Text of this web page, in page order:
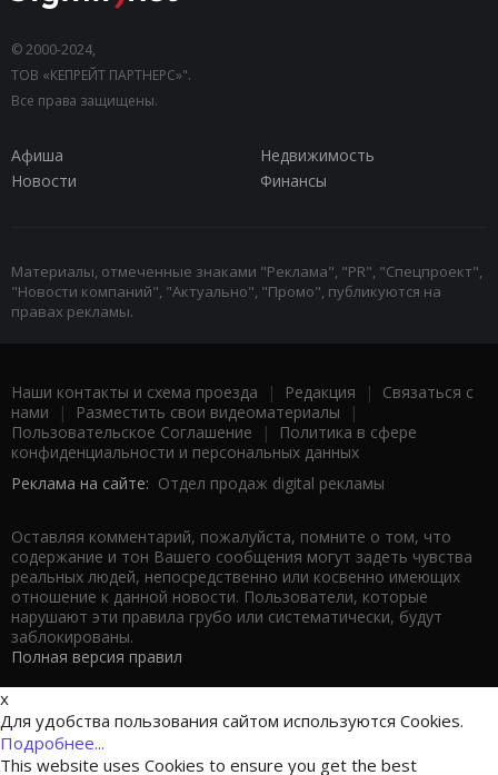
© 2000-2024,
ТОВ «КЕПРЕЙТ ПАРТНЕРС»".
Все права защищены.
Афиша
Недвижимость
Новости
Финансы
Материалы, отмеченные знаками "Реклама", "PR", "Спецпроект",
"Новости компаний", "Актуально", "Промо", публикуются на
правах рекламы.
Наши контакты и схема проезда | Редакция | Связаться с
нами | Разместить свои видеоматериалы |
Пользовательское Соглашение |
Политика в сфере
конфиденциальности и персональных данных
Реклама на сайте: Отдел продаж digital рекламы
Оставляя комментарий, пожалуйста, помните о том, что
содержание и тон Вашего сообщения могут задеть чувства
реальных людей, непосредственно или косвенно имеющих
отношение к данной новости. Пользователи, которые
нарушают эти правила грубо или систематически, будут
заблокированы.
Полная версия правил
x
Для удобства пользования сайтом используются Cookies.
Подробнее...
This website uses Cookies to ensure you get the best